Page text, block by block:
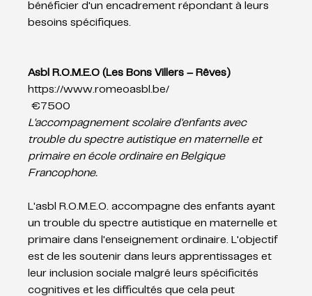
bénéficier d'un encadrement répondant à leurs
besoins spécifiques.
Asbl R.O.M.E.O (Les Bons Villers – Rêves)
https://www.romeoasbl.be/
€7500
L'accompagnement scolaire d'enfants avec
trouble du spectre autistique en maternelle et
primaire en école ordinaire en Belgique
Francophone.
L'asbl R.O.M.E.O. accompagne des enfants ayant
un trouble du spectre autistique en maternelle et
primaire dans l'enseignement ordinaire. L'objectif
est de les soutenir dans leurs apprentissages et
leur inclusion sociale malgré leurs spécificités
cognitives et les difficultés que cela peut